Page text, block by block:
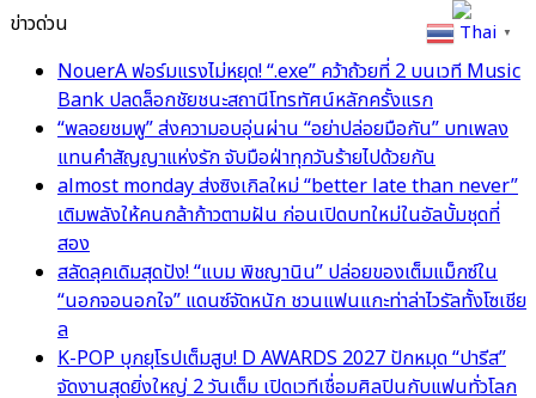
ข่าวด่วน
NouerA ฟอร์มแรงไม่หยุด! “.exe” คว้าถ้วยที่ 2 บนเวที Music
Bank ปลดล็อกชัยชนะสถานีโทรทัศน์หลักครั้งแรก
“พลอยชมพู” ส่งความอบอุ่นผ่าน “อย่าปล่อยมือกัน” บทเพลง
แทนคำสัญญาแห่งรัก จับมือฝ่าทุกวันร้ายไปด้วยกัน
almost monday ส่งซิงเกิลใหม่ “better late than never”
เติมพลังให้คนกล้าก้าวตามฝัน ก่อนเปิดบทใหม่ในอัลบั้มชุดที่
สอง
สลัดลุคเดิมสุดปัง! “แบม พิชญานิน” ปล่อยของเต็มแม็กซ์ใน
“นอกจอนอกใจ” แดนซ์จัดหนัก ชวนแฟนแกะท่าล่าไวรัลทั้งโซเชีย
ล
K-POP บุกยุโรปเต็มสูบ! D AWARDS 2027 ปักหมุด “ปารีส”
จัดงานสุดยิ่งใหญ่ 2 วันเต็ม เปิดเวทีเชื่อมศิลปินกับแฟนทั่วโลก
Thai ▼